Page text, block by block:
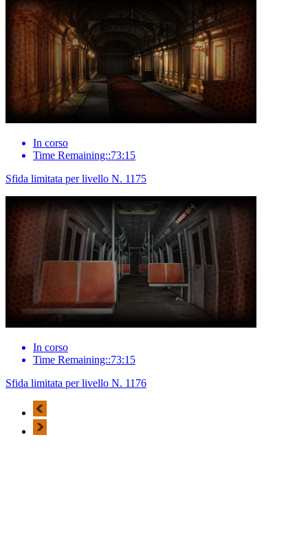
In corso
Time Remaining::73:15
Sfida limitata per livello N. 1175
In corso
Time Remaining::73:15
Sfida limitata per livello N. 1176